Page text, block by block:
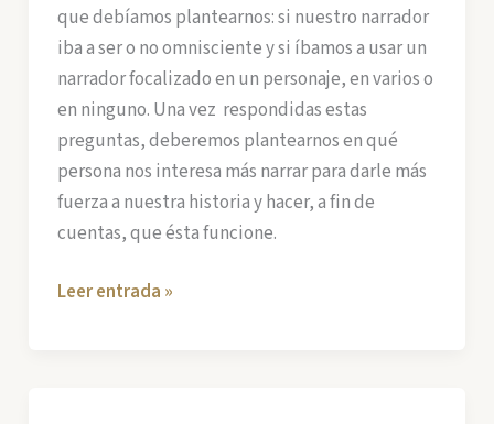
que debíamos plantearnos: si nuestro narrador
iba a ser o no omnisciente y si íbamos a usar un
narrador focalizado en un personaje, en varios o
en ninguno. Una vez respondidas estas
preguntas, deberemos plantearnos en qué
persona nos interesa más narrar para darle más
fuerza a nuestra historia y hacer, a fin de
cuentas, que ésta funcione.
De
Leer entrada »